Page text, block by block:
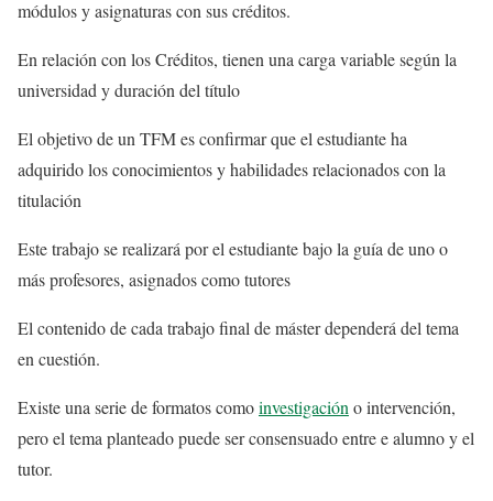
módulos y asignaturas con sus créditos.
En relación con los Créditos, tienen una carga variable según la
universidad y duración del título
El objetivo de un TFM es confirmar que el estudiante ha
adquirido los conocimientos y habilidades relacionados con la
titulación
Este trabajo se realizará por el estudiante bajo la guía de uno o
más profesores, asignados como tutores
El contenido de cada trabajo final de máster dependerá del tema
en cuestión.
Existe una serie de formatos comoinvestigacióno intervención,
pero el tema planteado puede ser consensuado entre e alumno y el
tutor.